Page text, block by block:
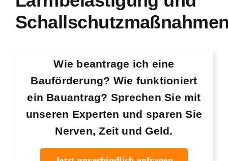
Wie beantrage ich eine
Bauförderung? Wie funktioniert
ein Bauantrag? Sprechen Sie mit
unseren Experten und sparen Sie
Nerven, Zeit und Geld.